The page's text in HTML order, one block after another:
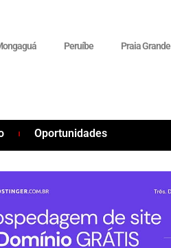
Peruíbe Praia Grande
Oportunidades